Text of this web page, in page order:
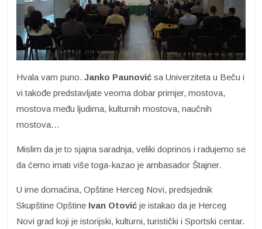
Hvala vam puno. Janko Paunović sa Univerziteta u Beču i
vi takođe predstavljate veoma dobar primjer, mostova,
mostova među ljudima, kulturnih mostova, naučnih
mostova…
Mislim da je to sjajna saradnja, veliki doprinos i radujemo se
da ćemo imati više toga-kazao je ambasador Štajner.
U ime domaćina, Opštine Herceg Novi, predsjednik
Skupštine Opštine Ivan Otović je istakao da je Herceg
Novi grad koji je istorijski, kulturni, turistički i Sportski centar.